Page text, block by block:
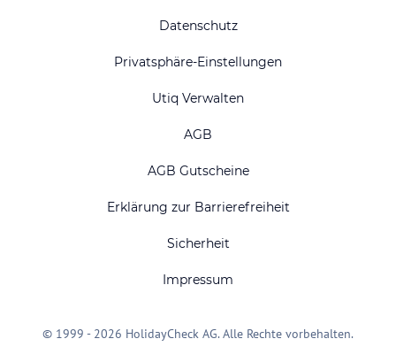
Datenschutz
Privatsphäre-Einstellungen
Utiq Verwalten
AGB
AGB Gutscheine
Erklärung zur Barrierefreiheit
Sicherheit
Impressum
© 1999 - 2026 HolidayCheck AG. Alle Rechte vorbehalten.